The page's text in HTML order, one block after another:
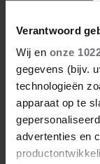
Verantwoord
Wij en onze
gegevens (bijv.
technologieën
apparaat op te
advertenties en
Deze
als
juist